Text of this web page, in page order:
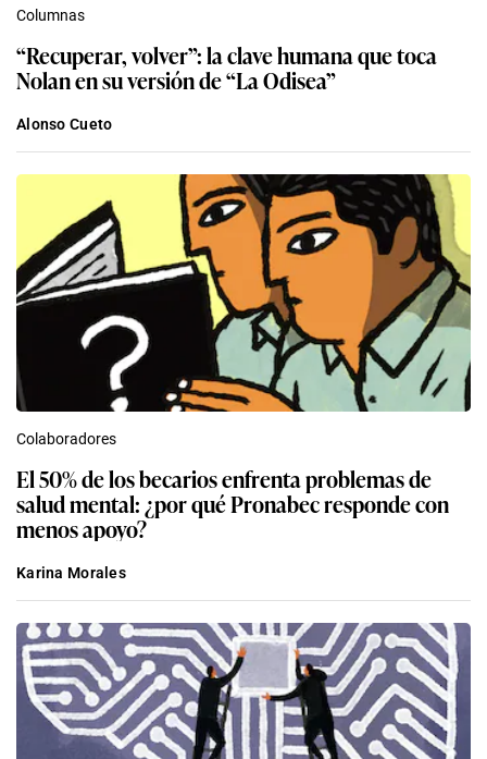
Columnas
“Recuperar, volver”: la clave humana que toca
Nolan en su versión de “La Odisea”
Alonso Cueto
Colaboradores
El 50% de los becarios enfrenta problemas de
salud mental: ¿por qué Pronabec responde con
menos apoyo?
Karina Morales